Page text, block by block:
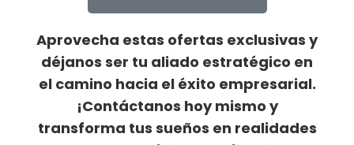
Aprovecha estas ofertas exclusivas y
déjanos ser tu aliado estratégico en
el camino hacia el éxito empresarial.
¡Contáctanos hoy mismo y
transforma tus sueños en realidades